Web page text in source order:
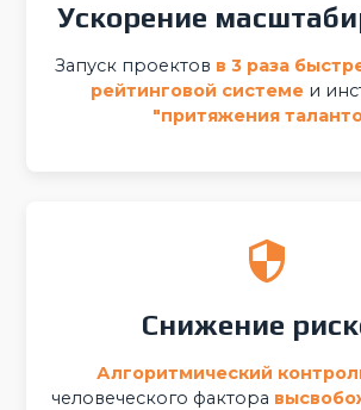
Ускорение
Запуск проектов в 3 раза
рейтинговой системе и
"притяжения
Снижение
Алгоритмический
человеческого фактора